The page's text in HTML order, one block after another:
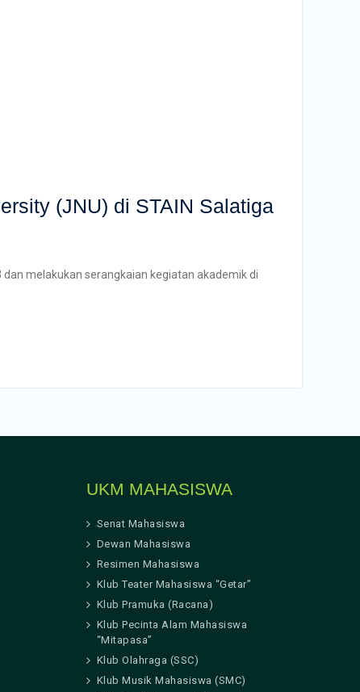
(JNU) di STAIN Salatiga
melakukan serangkaian kegiatan akademik di
UKM MAHASISWA
Senat Mahasiswa
Dewan Mahasiswa
Resimen Mahasiswa
Klub Teater Mahasiswa “Getar”
Klub Pramuka (Racana)
Klub Pecinta Alam Mahasiswa
“Mitapasa”
Klub Olahraga (SSC)
Klub Musik Mahasiswa (SMC)